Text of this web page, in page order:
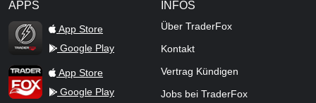
APPS
TraderFox Flash
App Store
Google Play
TraderFox AppApp Store
Google Play
INFOS
Über TraderFox
Kontakt
Vertrag Kündigen
Jobs bei TraderFox